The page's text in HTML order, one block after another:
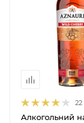
22
Алкогольний